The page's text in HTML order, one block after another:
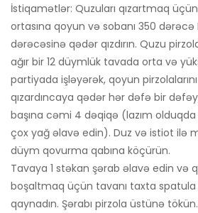
İstiqamətlər: Quzuları qızartmaq
ortasına qoyun və sobanı 350
dərəcəsinə qədər qızdırın. Quzu
ağır bir 12 düymlük tavada orta və
partiyada işləyərək, qoyun
qızardıncaya qədər hər dəfə bir
başına cəmi 4 dəqiqə (lazım
çox yağ əlavə edin). Duz və istiot ilə
düym qovurma qabına köçürün.
Tavaya 1 stəkan şərab əlavə edin və
boşaltmaq üçün tavanı taxta spatula
qaynadın. Şərabı pirzola üstünə